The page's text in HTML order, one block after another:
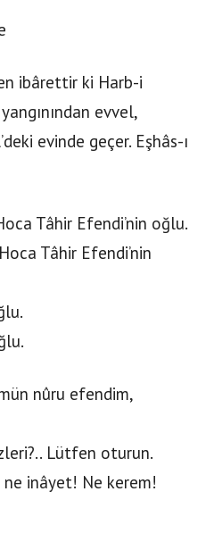
ibârettir ki Harb-i
evvel,
evinde geçer. Eşhâs-ı
Tâhir Efendi’nin oğlu.
Tâhir Efendi’nin
nûru efendim,
Lütfen oturun.
inâyet! Ne kerem!